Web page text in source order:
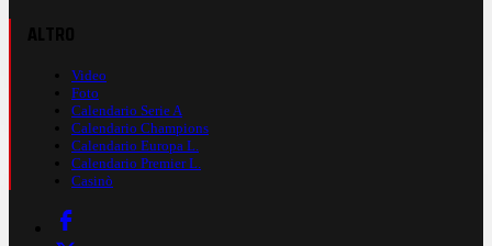
Video
Foto
Calendario Serie A
Calendario Champions
Calendario Europa L.
Calendario Premier L.
Casinò